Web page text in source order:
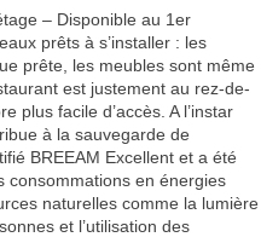
– Disponible au 1er
prêts à s’installer : les
prête, les meubles sont même
est justement au rez-de-
plus facile d’accès. A l’instar
à la sauvegarde de
BREEAM Excellent et a été
consommations en énergies
naturelles comme la lumière
et l’utilisation des